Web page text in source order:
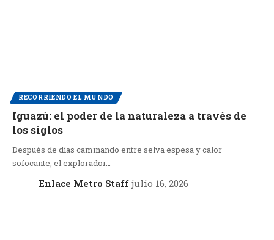
RECORRIENDO EL MUNDO
Iguazú: el poder de la naturaleza a través de
los siglos
Después de días caminando entre selva espesa y calor
sofocante, el explorador…
Enlace Metro Staff julio 16, 2026